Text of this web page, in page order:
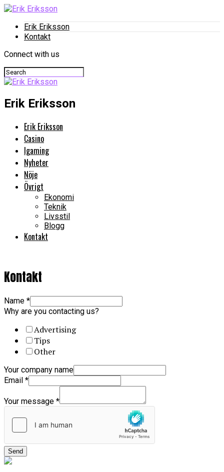
Erik Eriksson
Kontakt
Connect with us
Erik Eriksson
Erik Eriksson
Casino
Igaming
Nyheter
Nöje
Övrigt
Ekonomi
Teknik
Livsstil
Blogg
Kontakt
Kontakt
Name *
Why are you contacting us?
Advertising
Tips
Other
Your company name
Email *
Your message *
Send